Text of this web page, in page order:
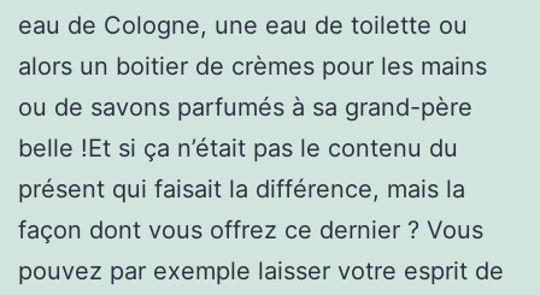
eau de Cologne, une eau de toilette ou
alors un boitier de crèmes pour les mains
ou de savons parfumés à sa grand-père
belle !Et si ça n’était pas le contenu du
présent qui faisait la différence, mais la
façon dont vous offrez ce dernier ? Vous
pouvez par exemple laisser votre esprit de